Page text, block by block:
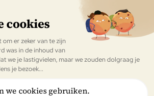
om de nieuwsbrief van Délifrance te
Valideren